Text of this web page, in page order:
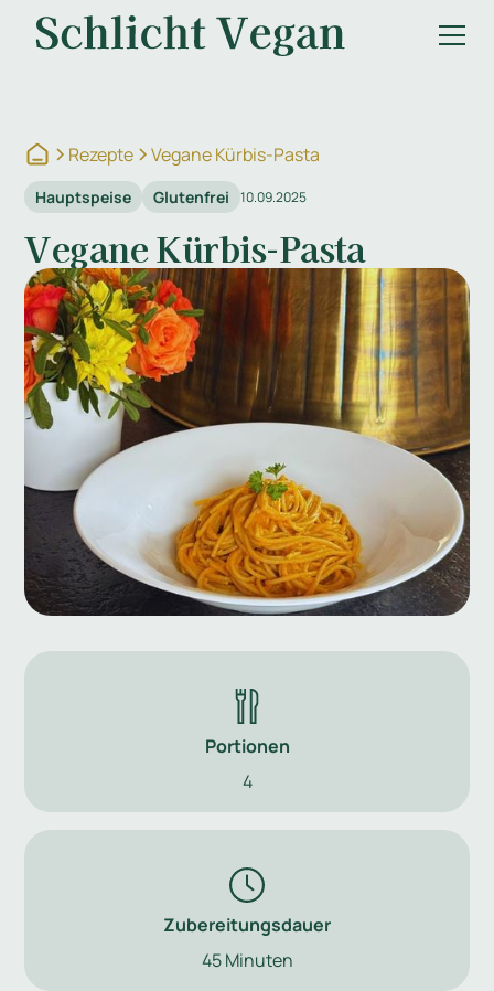
Rezepte Vegane Kürbis-Pasta
Hauptspeise Glutenfrei 10.09.2025
Vegane Kürbis-Pasta
Portionen
4
Zubereitungsdauer
45 Minuten